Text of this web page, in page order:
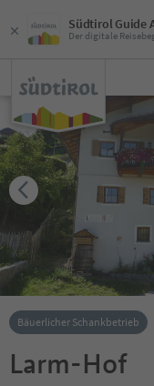
Südtirol Guide
Der digitale
Bäuerlicher Schankbetrieb
Larm-Hof